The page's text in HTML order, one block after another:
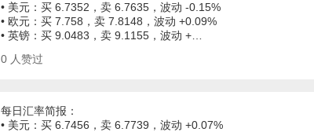
• 美元：买 6.7352，卖 6.7635，波动 -0.15%
• 欧元：买 7.758，卖 7.8148，波动 +0.09%
• 英镑：买 9.0483，卖 9.1155，波动 +…
0 人赞过
每日汇率简报：
• 美元：买 6.7456，卖 6.7739，波动 +0.07%